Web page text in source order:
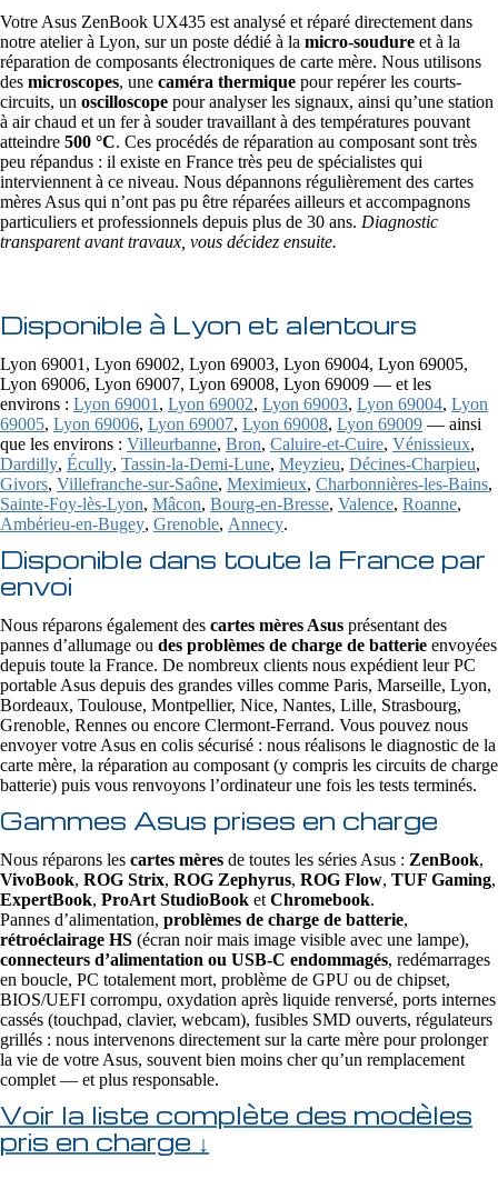
Votre Asus ZenBook UX435 est analysé et réparé directement dans
notre atelier à Lyon, sur un poste dédié à la micro-soudure et à la
réparation de composants électroniques de carte mère. Nous utilisons
des microscopes, une caméra thermique pour repérer les courts-
circuits, un oscilloscope pour analyser les signaux, ainsi qu’une station
à air chaud et un fer à souder travaillant à des températures pouvant
atteindre 500 °C. Ces procédés de réparation au composant sont très
peu répandus : il existe en France très peu de spécialistes qui
interviennent à ce niveau. Nous dépannons régulièrement des cartes
mères Asus qui n’ont pas pu être réparées ailleurs et accompagnons
particuliers et professionnels depuis plus de 30 ans. Diagnostic
transparent avant travaux, vous décidez ensuite.
Disponible à Lyon et alentours
Lyon 69001, Lyon 69002, Lyon 69003, Lyon 69004, Lyon 69005,
Lyon 69006, Lyon 69007, Lyon 69008, Lyon 69009 — et les
environs : Lyon 69001 , Lyon 69002, Lyon 69003, Lyon 69004, Lyon
69005, Lyon 69006, Lyon 69007, Lyon 69008, Lyon 69009 — ainsi
que les environs : Villeurbanne, Bron, Caluire-et-Cuire, Vénissieux,
Dardilly, Écully, Tassin-la-Demi-Lune, Meyzieu, Décines-Charpieu,
Givors, Villefranche-sur-Saône, Meximieux, Charbonnières-les-Bains,
Sainte-Foy-lès-Lyon, Mâcon, Bourg-en-Bresse, Valence, Roanne,
Ambérieu-en-Bugey, Grenoble, Annecy.
Disponible dans toute la France par
envoi
Nous réparons également des cartes mères Asus présentant des
pannes d’allumage ou des problèmes de charge de batterie envoyées
depuis toute la France. De nombreux clients nous expédient leur PC
portable Asus depuis des grandes villes comme Paris, Marseille, Lyon,
Bordeaux, Toulouse, Montpellier, Nice, Nantes, Lille, Strasbourg,
Grenoble, Rennes ou encore Clermont-Ferrand. Vous pouvez nous
envoyer votre Asus en colis sécurisé : nous réalisons le diagnostic de la
carte mère, la réparation au composant (y compris les circuits de charge
batterie) puis vous renvoyons l’ordinateur une fois les tests terminés.
Gammes Asus prises en charge
Nous réparons les cartes mères de toutes les séries Asus : ZenBook,
VivoBook, ROG Strix, ROG Zephyrus, ROG Flow, TUF Gaming,
ExpertBook, ProArt StudioBook et Chromebook.
Pannes d’alimentation, problèmes de charge de batterie,
rétroéclairage HS (écran noir mais image visible avec une lampe),
connecteurs d’alimentation ou USB‑C endommagés, redémarrages
en boucle, PC totalement mort, problème de GPU ou de chipset,
BIOS/UEFI corrompu, oxydation après liquide renversé, ports internes
cassés (touchpad, clavier, webcam), fusibles SMD ouverts, régulateurs
grillés : nous intervenons directement sur la carte mère pour prolonger
la vie de votre Asus, souvent bien moins cher qu’un remplacement
complet — et plus responsable.
Voir la liste complète des modèles
pris en charge ↓